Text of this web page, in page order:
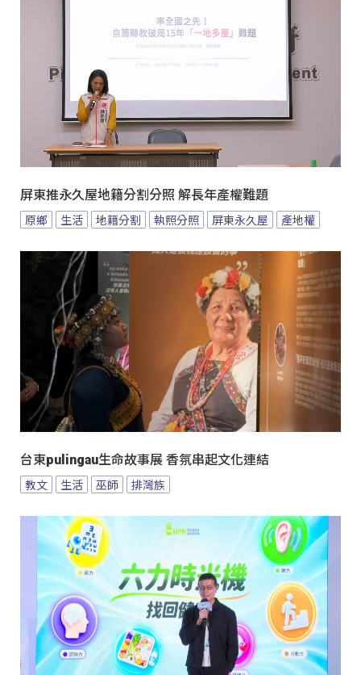
屏東推永久屋地籍分割分照 解長年產權難題
原鄉 生活 地籍分割 執照分照 屏東永久屋 產地權
台東pulingau生命故事展 香氛串起文化連結
教文 生活 巫師 排灣族